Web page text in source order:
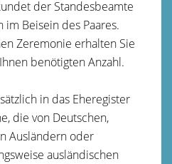
der Standesbeamte
Beisein des Paares.
Zeremonie erhalten Sie
benötigten Anzahl.
in das Eheregister
die von Deutschen,
Ausländern oder
ausländischen